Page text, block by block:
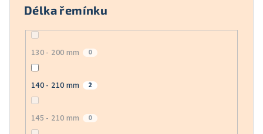
Délka řemínku
130 - 200 mm 0
140 - 210 mm 2
145 - 210 mm 0